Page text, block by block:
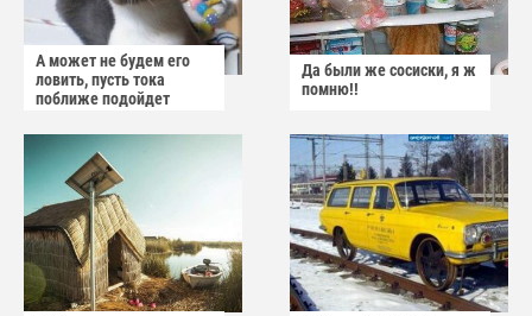
А может не будем его
ловить, пусть тока
поближе подойдет
Да были же сосиски, я ж
помню!!